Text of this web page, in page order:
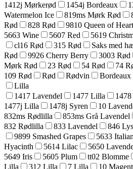
1412j Mørkerød
1454j Bordeaux
Watermelon Ice
819ms Mørk Rød
Rød
828 Rød 9810 Queen of
5663 Wine
5607 Red 5619
cl16 Rød
315 Rød Saks med
Rød
9926 Cherry Berry 3003 Rød
Mørk Rød
23 Rød 54 Rød 74
109 Rød
Rød Rødvin Bordeaux
Lilla
1417 Lavendel
1477 Lilla
1477j Lilla
1478j Syren 10
832ms Rødlilla
853ms Grå Lavendel
832 Rødlilla
833 Lavendel 846
9899 Smashed Grapes
5633
Hyacinth
5614 Lilac 5650
5649 Iris
5605 Plum tt02 Blomme
Lilla
312 Lilla 7 Lilla 10